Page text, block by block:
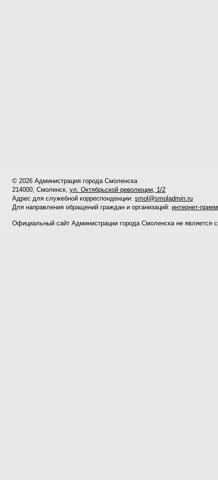
© 2026 Администрация города Смоленска
214000, Смоленск,ул. Октябрьской революции, 1/2
Адрес для служебной корреспонденции:smol@smoladmin.ru
Для направления обращений граждан и организаций: интернет-
Официальный сайт Администрации города Смоленска не является